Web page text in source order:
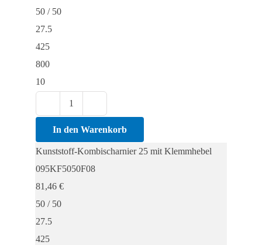
50 / 50
27.5
425
800
10
Kombischarnier
25
In den Warenkorb
Kunststoff-Kombischarnier 25 mit Klemmhebel
095KF5050F08
81,46 €
50 / 50
27.5
425